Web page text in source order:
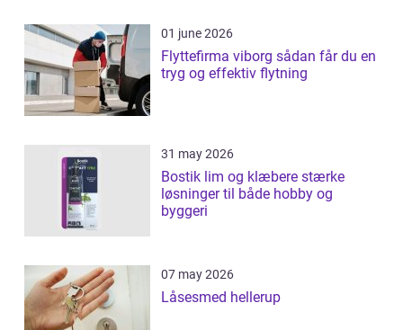
01 june 2026
Flyttefirma viborg sådan får du en
tryg og effektiv flytning
31 may 2026
Bostik lim og klæbere stærke
løsninger til både hobby og
byggeri
07 may 2026
Låsesmed hellerup